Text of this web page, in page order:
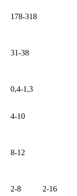
178-318
31-38
0,4-1,3
4-10
8-12
2-8 2-16